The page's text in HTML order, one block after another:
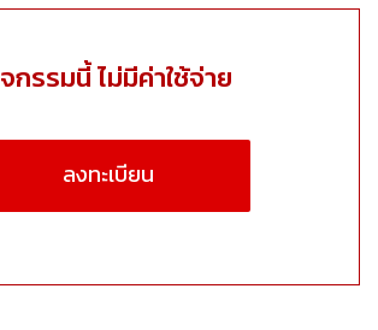
กรรมนี้ ไม่มีค่าใช้จ่าย
ลงทะเบียน